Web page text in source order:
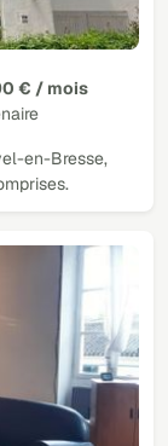
€ / mois
en-Bresse,